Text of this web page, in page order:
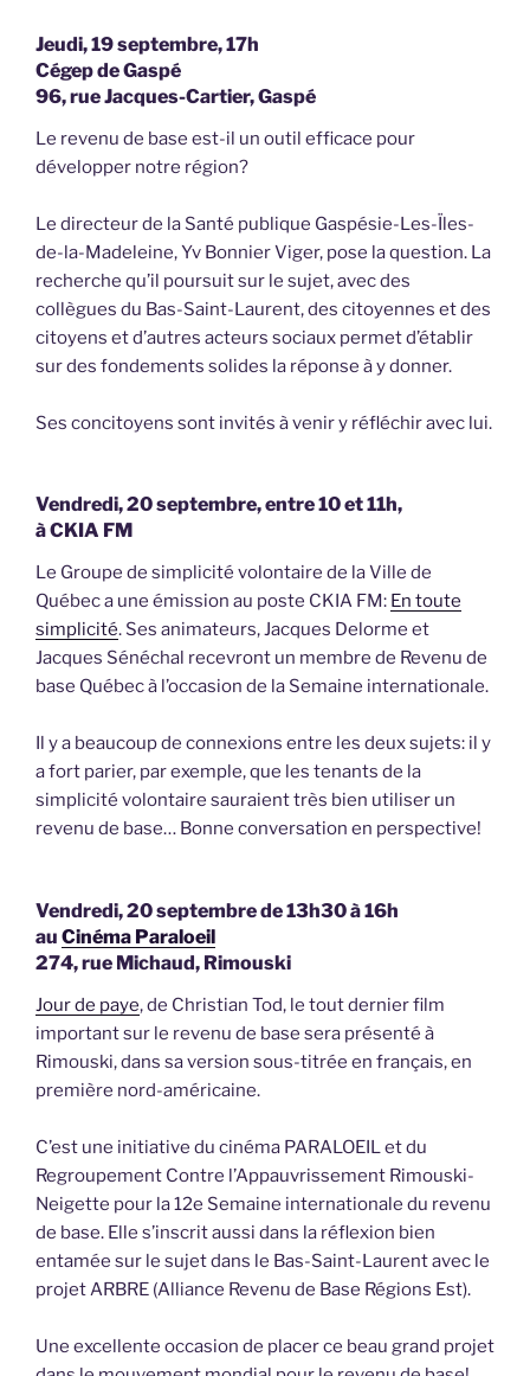
Jeudi, 19 septembre, 17h
Cégep de Gaspé
96, rue Jacques-Cartier, Gaspé
Le revenu de base est-il un outil efficace pour
développer notre région?
Le directeur de la Santé publique Gaspésie-Les-Ïles-
de-la-Madeleine, Yv Bonnier Viger, pose la question. La
recherche qu’il poursuit sur le sujet, avec des
collègues du Bas-Saint-Laurent, des citoyennes et des
citoyens et d’autres acteurs sociaux permet d’établir
sur des fondements solides la réponse à y donner.
Ses concitoyens sont invités à venir y réfléchir avec lui.
Vendredi, 20 septembre, entre 10 et 11h,
à CKIA FM
Le Groupe de simplicité volontaire de la Ville de
Québec a une émission au poste CKIA FM: En toute
simplicité. Ses animateurs, Jacques Delorme et
Jacques Sénéchal recevront un membre de Revenu de
base Québec à l’occasion de la Semaine internationale.
Il y a beaucoup de connexions entre les deux sujets: il y
a fort parier, par exemple, que les tenants de la
simplicité volontaire sauraient très bien utiliser un
revenu de base… Bonne conversation en perspective!
Vendredi, 20 septembre de 13h30 à 16h
au Cinéma Paraloeil
274, rue Michaud, Rimouski
Jour de paye, de Christian Tod, le tout dernier film
important sur le revenu de base sera présenté à
Rimouski, dans sa version sous-titrée en français, en
première nord-américaine.
C’est une initiative du cinéma PARALOEIL et du
Regroupement Contre l’Appauvrissement Rimouski-
Neigette pour la 12e Semaine internationale du revenu
de base. Elle s’inscrit aussi dans la réflexion bien
entamée sur le sujet dans le Bas-Saint-Laurent avec le
projet ARBRE (Alliance Revenu de Base Régions Est).
Une excellente occasion de placer ce beau grand projet